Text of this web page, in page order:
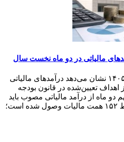
عملکرد دو ماه نخست سال ۱۴۰۵ نشان می‌دهد درآمدهای مالیاتی
اهداف تعیین‌شده در قانون بودجه
ماه از درآمد مالیاتی مصوب باید
حدود ۴۷۰ همت باشد اما فقط ۱۵۲ همت مالیات وصول شده است؛